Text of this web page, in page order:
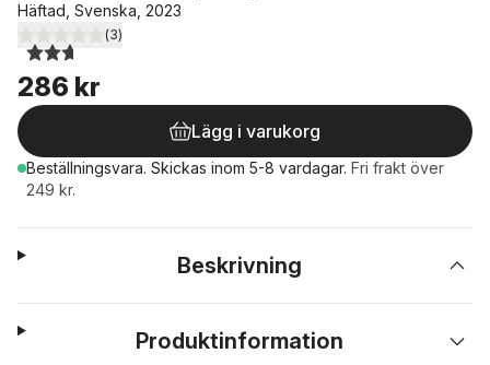
Häftad, Svenska, 2023
2,7utav 5 stjärnor. Totalt antal röster:
(3)
286 kr
Lägg i varukorg
Beställningsvara. Skickas inom 5-8 vardagar. Fri frakt över
249 kr.
Beskrivning
Produktinformation